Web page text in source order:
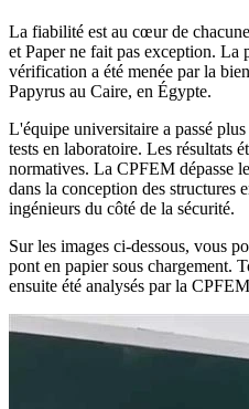
La fiabilité est au cœur de
et Paper ne fait pas exception. La
vérification a été menée par la
Papyrus au Caire, en Égypte.
L'équipe universitaire a passé
tests en laboratoire. Les résultats
normatives. La CPFEM dépasse
dans la conception des structures
ingénieurs du côté de la sécurité.
Sur les images ci-dessous, vous
pont en papier sous chargement.
ensuite été analysés par la